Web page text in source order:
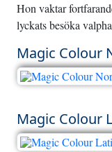
Hon vaktar
lyckats besöka
Magic Colour
Magic Colour